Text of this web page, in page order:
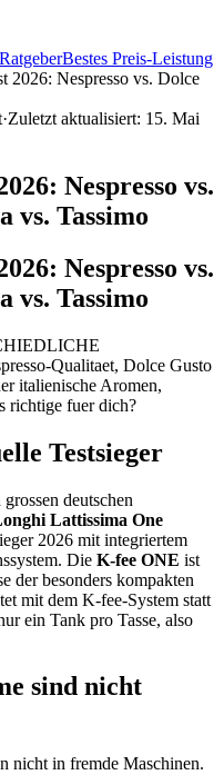
RatgeberBestes Preis-Leistung
2026: Nespresso vs. Dolce
·Zuletzt aktualisiert: 15. Mai
Nespresso vs.
vs. Tassimo
Nespresso vs.
vs. Tassimo
Qualitaet, Dolce Gusto
italienische Aromen,
richtige fuer dich?
Testsieger
deutschen
Lattissima One
2026 mit integriertem
Die K-fee ONE ist
der besonders kompakten
mit dem K-fee-System statt
ein Tank pro Tasse, also
sind nicht
nicht in fremde Maschinen.